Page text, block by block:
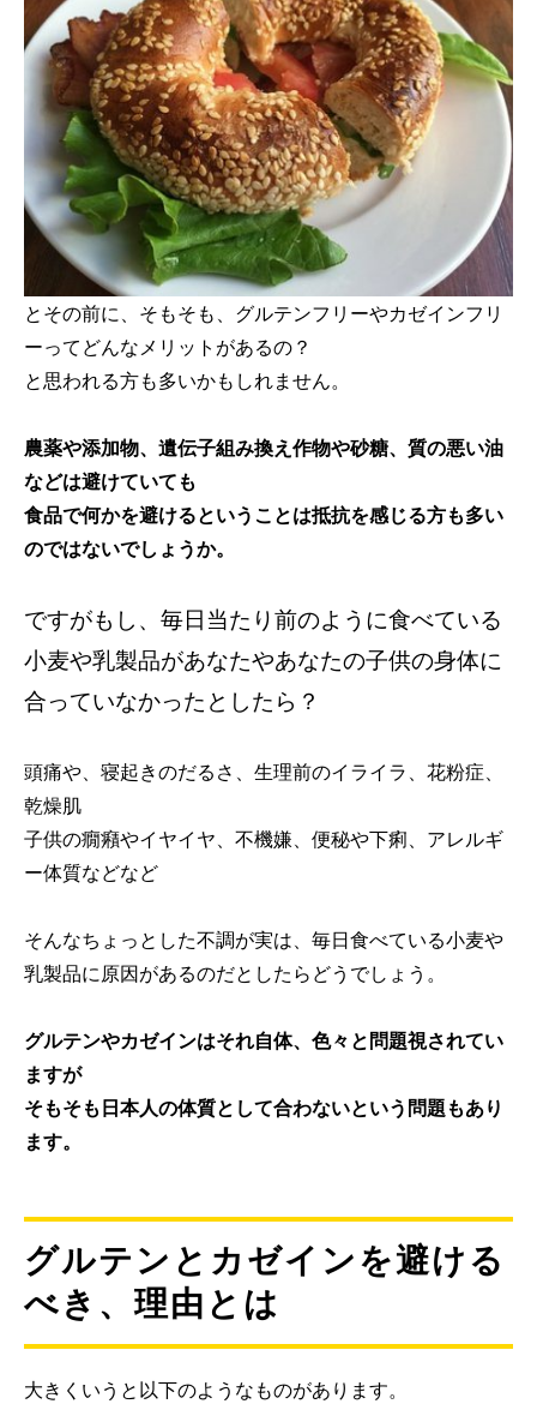
とその前に、そもそも、グルテンフリーやカゼインフリ
ーってどんなメリットがあるの？
と思われる方も多いかもしれません。
農薬や添加物、遺伝子組み換え作物や砂糖、質の悪い油
などは避けていても
食品で何かを避けるということは抵抗を感じる方も多い
のではないでしょうか。
ですがもし、毎日当たり前のように食べている
小麦や乳製品があなたやあなたの子供の身体に
合っていなかったとしたら？
頭痛や、寝起きのだるさ、生理前のイライラ、花粉症、
乾燥肌
子供の癇癪やイヤイヤ、不機嫌、便秘や下痢、アレルギ
ー体質などなど
そんなちょっとした不調が実は、毎日食べている小麦や
乳製品に原因があるのだとしたらどうでしょう。
グルテンやカゼインはそれ自体、色々と問題視されてい
ますが
そもそも日本人の体質として合わないという問題もあり
ます。
グルテンとカゼインを避ける
べき、理由とは
大きくいうと以下のようなものがあります。